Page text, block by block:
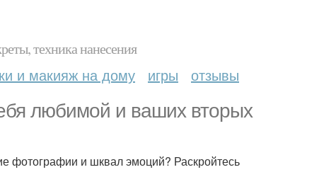
техника нанесения
и макияж на дому игры отзывы
любимой и ваших вторых
фотографии и шквал эмоций? Раскройтесь